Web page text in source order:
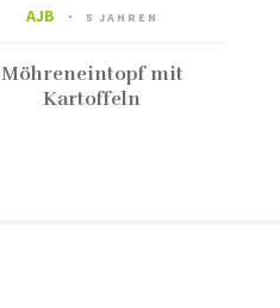
AJB 5 JAHREN
Möhreneintopf mit
Kartoffeln